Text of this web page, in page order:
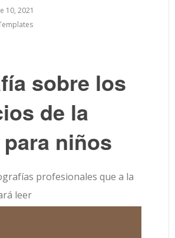
10, 2021
sobre los
de la
niños
profesionales que a la
leer